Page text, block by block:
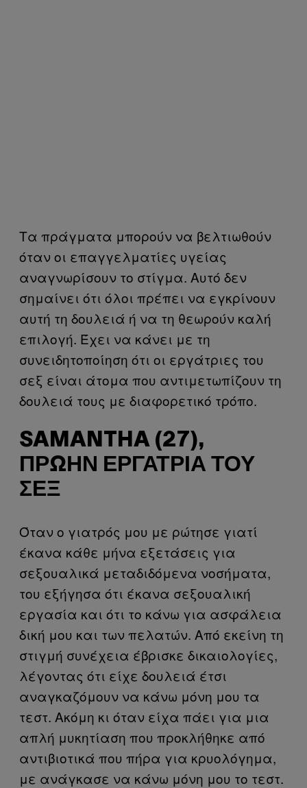
Τα πράγματα μπορούν να βελτιωθούν
όταν οι επαγγελματίες υγείας
αναγνωρίσουν το στίγμα. Αυτό δεν
σημαίνει ότι όλοι πρέπει να εγκρίνουν
αυτή τη δουλειά ή να τη θεωρούν καλή
επιλογή. Έχει να κάνει με τη
συνειδητοποίηση ότι οι εργάτριες του
σεξ είναι άτομα που αντιμετωπίζουν τη
δουλειά τους με διαφορετικό τρόπο.
SAMANTHA (27),
ΠΡΏΗΝ ΕΡΓΆΤΡΙΑ ΤΟΥ
ΣΕΞ
Όταν ο γιατρός μου με ρώτησε γιατί
έκανα κάθε μήνα εξετάσεις για
σεξουαλικά μεταδιδόμενα νοσήματα,
του εξήγησα ότι έκανα σεξουαλική
εργασία και ότι το κάνω για ασφάλεια
δική μου και των πελατών. Από εκείνη τη
στιγμή συνέχεια έβρισκε δικαιολογίες,
λέγοντας ότι είχε δουλειά έτσι
αναγκαζόμουν να κάνω μόνη μου τα
τεστ. Ακόμη κι όταν είχα πάει για μια
απλή μυκητίαση που προκλήθηκε από
αντιβιοτικά που πήρα για κρυολόγημα,
με ανάγκασε να κάνω μόνη μου το τεστ.